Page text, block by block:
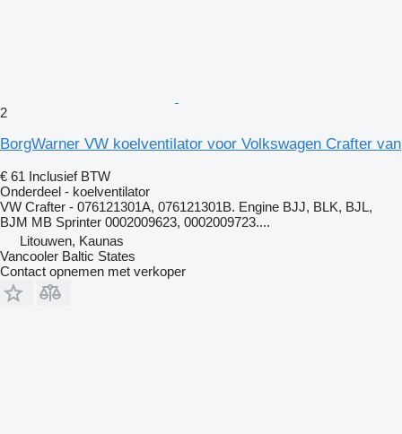
2
BorgWarner VW koelventilator voor Volkswagen Crafter van
€ 61 Inclusief BTW
Onderdeel - koelventilator
VW Crafter - 076121301A, 076121301B. Engine BJJ, BLK, BJL,
BJM MB Sprinter 0002009623, 0002009723....
Litouwen, Kaunas
Vancooler Baltic States
Contact opnemen met verkoper